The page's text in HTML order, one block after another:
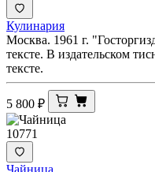
Кулинария
Москва. 1961 г.
тексте. В издательском
тексте.
5 800 ₽
10771